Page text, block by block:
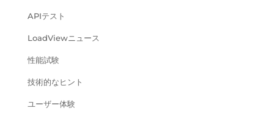
APIテスト
LoadViewニュース
性能試験
技術的なヒント
ユーザー体験